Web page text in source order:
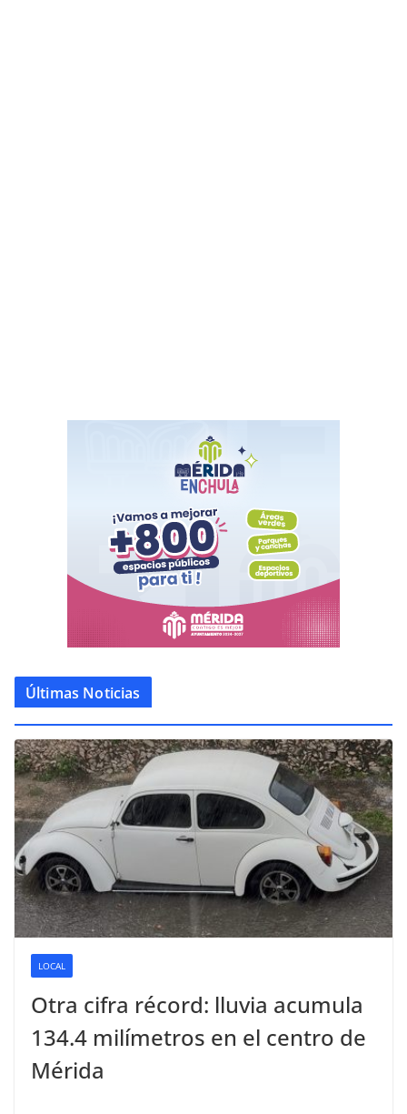
Últimas Noticias
LOCAL
Otra cifra récord: lluvia acumula
134.4 milímetros en el centro de
Mérida